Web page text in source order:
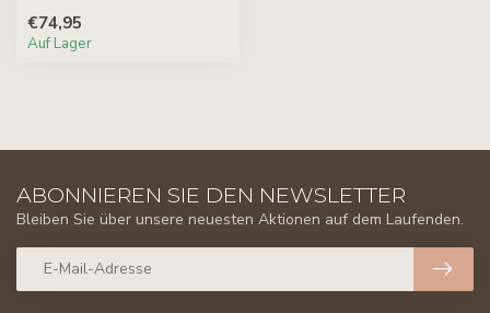
€74,95
Auf Lager
ABONNIEREN SIE DEN NEWSLETTER
Bleiben Sie über unsere neuesten Aktionen auf dem Laufenden.